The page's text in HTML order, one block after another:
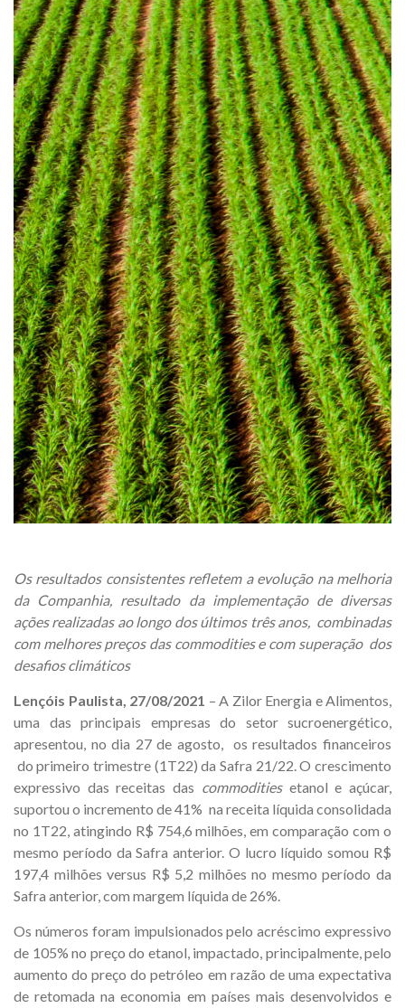
Os resultados consistentes refletem a evolução na melhoria
da Companhia, resultado da implementação de diversas
ações realizadas ao longo dos últimos três anos, combinadas
com melhores preços das commodities e com superação dos
desafios climáticos
Lençóis Paulista, 27/08/2021 – A Zilor Energia e Alimentos,
uma das principais empresas do setor sucroenergético,
apresentou, no dia 27 de agosto, os resultados financeiros
do primeiro trimestre (1T22) da Safra 21/22. O crescimento
expressivo das receitas das commoditiesetanol e açúcar,
suportou o incremento de 41% na receita líquida consolidada
no 1T22, atingindo R$ 754,6 milhões, em comparação com o
mesmo período da Safra anterior. O lucro líquido somou R$
197,4 milhões versus R$ 5,2 milhões no mesmo período da
Safra anterior, com margem líquida de 26%.
Os números foram impulsionados pelo acréscimo expressivo
de 105% no preço do etanol, impactado, principalmente, pelo
aumento do preço do petróleo em razão de uma expectativa
de retomada na economia em países mais desenvolvidos e